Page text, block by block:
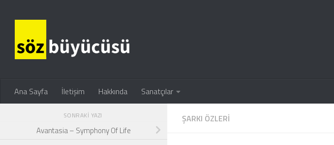
Ana Sayfa İletişim Hakkında Sanatçılar
ŞARKI ÖZLERI
SONRAKI YAZI
Avantasia – Symphony Of Life